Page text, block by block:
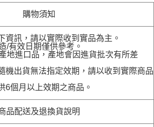
購物須知
資訊，請以實際收到實品為主。
/有效日期僅供參考。
地進口品，產地會因進貨批次有所差
機出貨無法指定效期，請以收到實際商品
6個月以上效期之商品。
品配送及退換貨說明